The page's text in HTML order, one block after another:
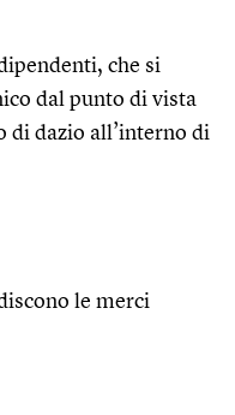
che si
dal punto di vista
di dazio all’interno di
le merci